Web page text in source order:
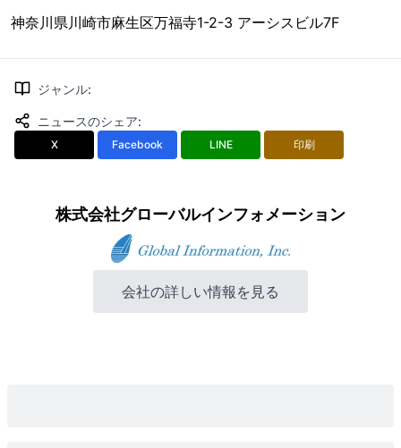
神奈川県川崎市麻生区万福寺1-2-3 アーシスビル7F
ジャンル:
ニュースのシェア:
X Facebook LINE 印刷
株式会社グローバルインフォメーション
会社の詳しい情報を見る